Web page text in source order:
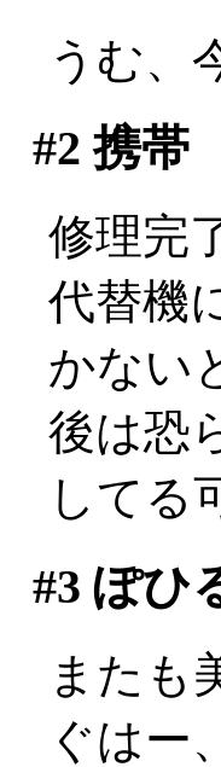
うむ、
#2 携帯
修理完
代替機
かない
後は恐
してる
#3 ぽひ
またも
ぐはー